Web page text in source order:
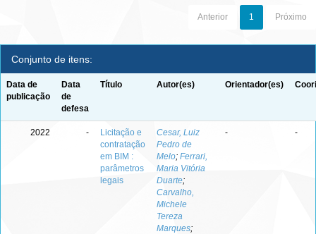
Anterior 1 Próximo
Conjunto de itens:
Data de
publicação
Data
de
defesa
Título Autor(es) Orientador(es)
2022 -
Licitação e
contratação
em BIM :
parâmetros
legais
Cesar, Luiz
Pedro de
Melo; Ferrari,
Maria Vitória
Duarte;
Carvalho,
Michele
Tereza
Marques;
- -